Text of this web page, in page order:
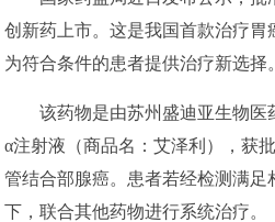
创新药上市。这是我国首款治疗
为符合条件的患者提供治疗新选择。
该药物是由苏州盛迪亚生物医
α注射液（商品名：艾泽利），获
管结合部腺癌。患者若经检测满足
下，联合其他药物进行系统治疗。